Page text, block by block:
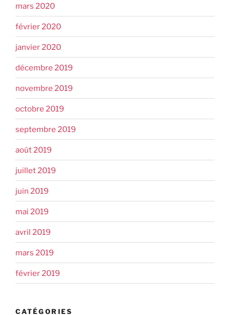
mars 2020
février 2020
janvier 2020
décembre 2019
novembre 2019
octobre 2019
septembre 2019
août 2019
juillet 2019
juin 2019
mai 2019
avril 2019
mars 2019
février 2019
CATÉGORIES